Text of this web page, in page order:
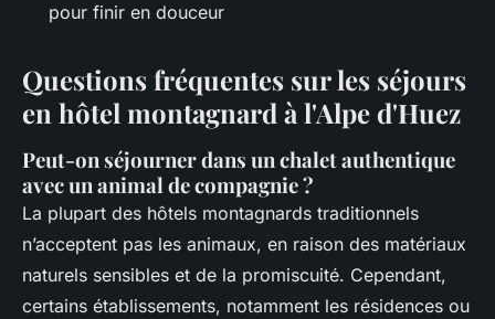
pour finir en douceur
Questions fréquentes sur les séjours
en hôtel montagnard à l'Alpe d'Huez
Peut-on séjourner dans un chalet authentique
avec un animal de compagnie ?
La plupart des hôtels montagnards traditionnels
n’acceptent pas les animaux, en raison des matériaux
naturels sensibles et de la promiscuité. Cependant,
certains établissements, notamment les résidences ou